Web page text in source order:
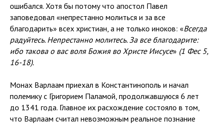
ошибался. Хотя бы потому что апостол Павел
заповедовал «непрестанно молиться и за все
благодарить» всех христиан, а не только иноков: «Всегда
радуйтесь. Непрестанно молитесь. За все благодарите:
ибо такова о вас воля Божия во Христе Иисусе» (1 Фес 5,
16-18).
Монах Варлаам приехал в Константинополь и начал
полемику с Григорием Паламой, продолжавшуюся 6 лет
до 1341 года. Главное их расхождение состояло в том,
что Варлаам считал невозможным реальное познание